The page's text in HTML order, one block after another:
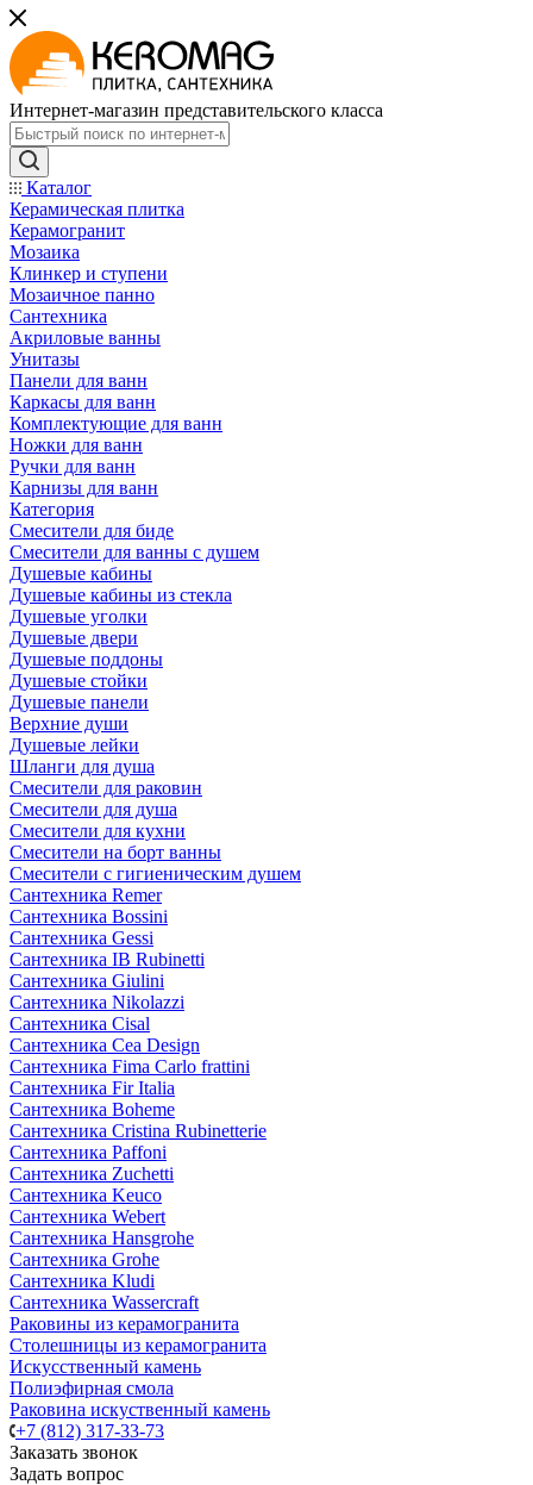
Интернет-магазин представительского класса
Каталог
Керамическая плитка
Керамогранит
Мозаика
Клинкер и ступени
Мозаичное панно
Сантехника
Акриловые ванны
Унитазы
Панели для ванн
Каркасы для ванн
Комплектующие для ванн
Ножки для ванн
Ручки для ванн
Карнизы для ванн
Категория
Смесители для биде
Смесители для ванны с душем
Душевые кабины
Душевые кабины из стекла
Душевые уголки
Душевые двери
Душевые поддоны
Душевые стойки
Душевые панели
Верхние души
Душевые лейки
Шланги для душа
Смесители для раковин
Смесители для душа
Смесители для кухни
Смесители на борт ванны
Смесители с гигиеническим душем
Сантехника Remer
Сантехника Bossini
Сантехника Gessi
Сантехника IB Rubinetti
Сантехника Giulini
Сантехника Nikolazzi
Сантехника Cisal
Сантехника Cea Design
Сантехника Fima Carlo frattini
Сантехника Fir Italia
Сантехника Boheme
Сантехника Cristina Rubinetterie
Сантехника Paffoni
Сантехника Zuchetti
Сантехника Keuco
Сантехника Webert
Сантехника Hansgrohe
Сантехника Grohe
Сантехника Kludi
Сантехника Wassercraft
Раковины из керамогранита
Столешницы из керамогранита
Искусственный камень
Полиэфирная смола
Раковина искуственный камень
+7 (812) 317-33-73
Заказать звонок
Задать вопрос